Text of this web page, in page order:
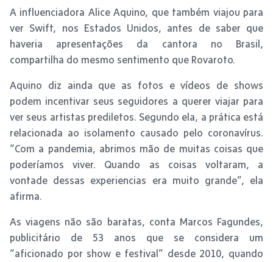
A influenciadora Alice Aquino, que também viajou para
ver Swift, nos Estados Unidos, antes de saber que
haveria apresentações da cantora no Brasil,
compartilha do mesmo sentimento que Rovaroto.
Aquino diz ainda que as fotos e vídeos de shows
podem incentivar seus seguidores a querer viajar para
ver seus artistas prediletos. Segundo ela, a prática está
relacionada ao isolamento causado pelo coronavírus.
“Com a pandemia, abrimos mão de muitas coisas que
poderíamos viver. Quando as coisas voltaram, a
vontade dessas experiencias era muito grande”, ela
afirma.
As viagens não são baratas, conta Marcos Fagundes,
publicitário de 53 anos que se considera um
“aficionado por show e festival” desde 2010, quando